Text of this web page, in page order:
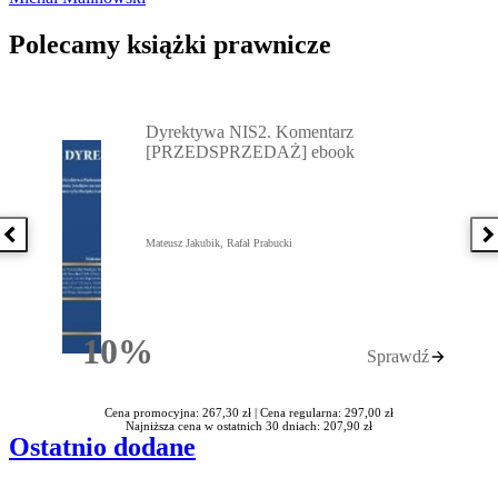
Polecamy książki prawnicze
Poprzednia książka
10%Rabatu
Dyrektywa NIS2. Komentarz
[PRZEDSPRZEDAŻ] ebook
Mateusz Jakubik, Rafał Prabucki
Sprawdź
Cena promocyjna: 267,30 zł | Cena regularna: 297,00 zł
Najniższa cena w ostatnich 30 dniach: 207,90 zł
Ostatnio dodane